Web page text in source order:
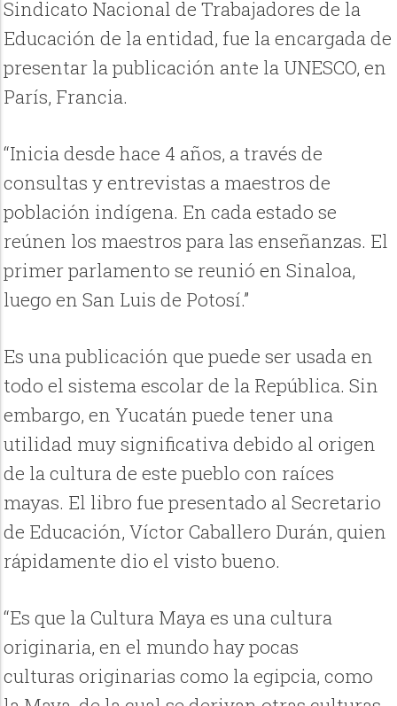
Sindicato Nacional de Trabajadores de la
Educación de la entidad, fue la encargada de
presentar la publicación ante la UNESCO, en
París, Francia.
“Inicia desde hace 4 años, a través de
consultas y entrevistas a maestros de
población indígena. En cada estado se
reúnen los maestros para las enseñanzas. El
primer parlamento se reunió en Sinaloa,
luego en San Luis de Potosí.”
Es una publicación que puede ser usada en
todo el sistema escolar de la República. Sin
embargo, en Yucatán puede tener una
utilidad muy significativa debido al origen
de la cultura de este pueblo con raíces
mayas. El libro fue presentado al Secretario
de Educación, Víctor Caballero Durán, quien
rápidamente dio el visto bueno.
“Es que la Cultura Maya es una cultura
originaria, en el mundo hay pocas
culturas originarias como la egipcia, como